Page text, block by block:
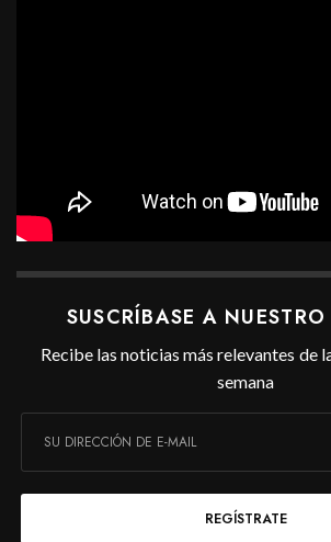
SUSCRÍBASE A
Recibe las noticias más relevantes de
semana
REGÍSTRATE